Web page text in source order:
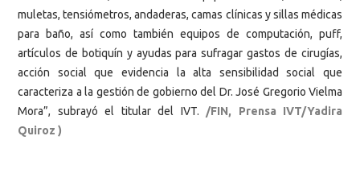
muletas, tensiómetros, andaderas, camas clínicas y sillas médicas
para baño, así como también equipos de computación, puff,
artículos de botiquín y ayudas para sufragar gastos de cirugías,
acción social que evidencia la alta sensibilidad social que
caracteriza a la gestión de gobierno del Dr. José Gregorio Vielma
Mora”, subrayó el titular del IVT. /FIN, Prensa IVT/Yadira
Quiroz )